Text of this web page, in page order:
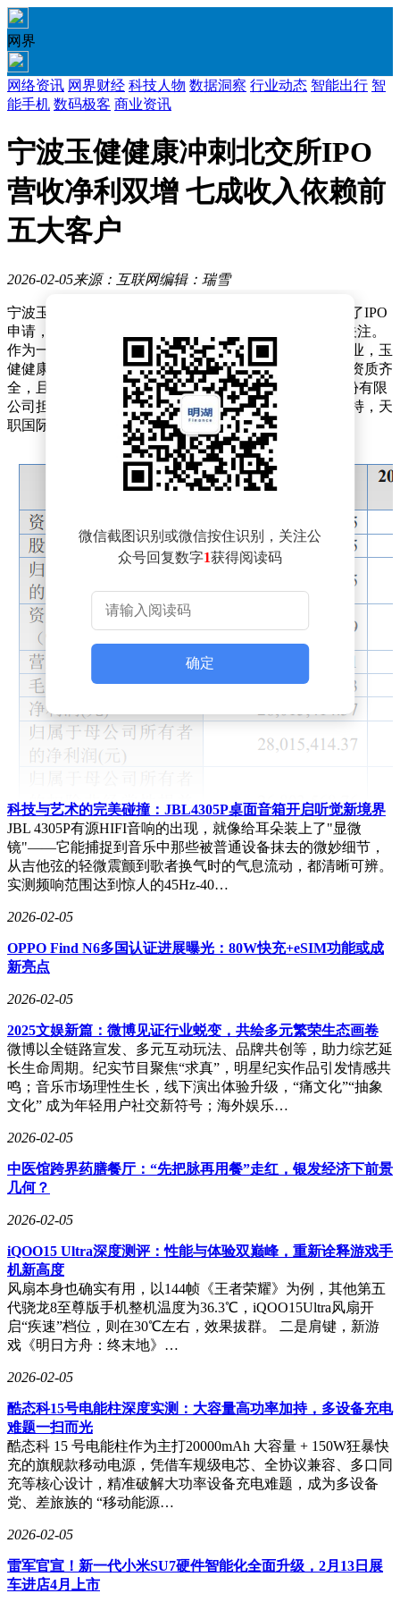
网界
网络资讯 网界财经 科技人物 数据洞察 行业动态 智能出行 智
能手机 数码极客 商业资讯
宁波玉健健康冲刺北交所IPO
营收净利双增 七成收入依赖前
五大客户
2026-02-05来源：互联网编辑：瑞雪
宁波玉健健康科技股份有限公司近日正式向北交所提交了IPO
申请，计划募集资金3亿元，这一消息引发了市场广泛关注。
作为一家专注于膳食补充剂原料研发、生产与销售的企业，玉
健健康在行业内具备显著优势，其产品系列丰富、认证资质齐
全，且技术创新能力突出。此次IPO申请由开源证券股份有限
公司担任保荐机构，上海市通力律师事务所提供法律支持，天
职国际会计师事务所（特殊普通合伙）负责审计工作。
玉健健康总部位于浙江省宁波市，核心业务涵盖植物提取物和
营养强化剂两大领域。其中，植物提取物包括黄酮类、生物碱
主。这些产品广泛应用于膳食补充剂相关的大健康产业，为下
游企业提供了高质量的原料支持。凭借多元化的产品布局和强
一。
财务数据显示，玉健健康在报告期内（2022年至2025年上半
年）表现出稳健的增长态势。2022年，公司实现营业收入2.85
亿元，净利润1406.96万元；2023年，营业收入增长至3.14亿
元，净利润提升至2850.56万元；2024年，公司进一步扩大市
场份额，营业收入达到4.89亿元，净利润跃升至5655.23万元；
2025年上半年，公司实现营业收入2.57亿元，净利润为2801.54
万元。这一系列数据充分体现了玉健健康的经营韧性和市场潜
微信截图识别或微信按住识别，关注公
众号回复数字1获得阅读码
确定
科技与艺术的完美碰撞：JBL4305P桌面音箱开启听觉新境界
JBL 4305P有源HIFI音响的出现，就像给耳朵装上了"显微
镜"——它能捕捉到音乐中那些被普通设备抹去的微妙细节，
从吉他弦的轻微震颤到歌者换气时的气息流动，都清晰可辨。
实测频响范围达到惊人的45Hz-40…
2026-02-05
OPPO Find N6多国认证进展曝光：80W快充+eSIM功能或成
新亮点
2026-02-05
2025文娱新篇：微博见证行业蜕变，共绘多元繁荣生态画卷
微博以全链路宣发、多元互动玩法、品牌共创等，助力综艺延
长生命周期。纪实节目聚焦“求真”，明星纪实作品引发情感共
鸣；音乐市场理性生长，线下演出体验升级，“痛文化”“抽象
文化” 成为年轻用户社交新符号；海外娱乐…
2026-02-05
中医馆跨界药膳餐厅：“先把脉再用餐”走红，银发经济下前景
几何？
2026-02-05
iQOO15 Ultra深度测评：性能与体验双巅峰，重新诠释游戏手
机新高度
风扇本身也确实有用，以144帧《王者荣耀》为例，其他第五
代骁龙8至尊版手机整机温度为36.3℃，iQOO15Ultra风扇开
启“疾速”档位，则在30℃左右，效果拔群。 二是肩键，新游
戏《明日方舟：终末地》…
2026-02-05
酷态科15号电能柱深度实测：大容量高功率加持，多设备充电
难题一扫而光
酷态科 15 号电能柱作为主打20000mAh 大容量 + 150W狂暴快
充的旗舰款移动电源，凭借车规级电芯、全协议兼容、多口同
充等核心设计，精准破解大功率设备充电难题，成为多设备
党、差旅族的 “移动能源…
2026-02-05
雷军官宣！新一代小米SU7硬件智能化全面升级，2月13日展
车进店4月上市